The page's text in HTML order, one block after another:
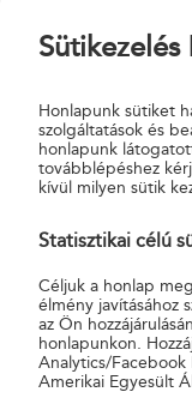
akár hosszabb
elvárást is, hogy
megtartva a
A program
kétharmada pedig
intézheti postai
ügyfélkörüket és
A partneri
Sütikezelés
Honlapunk sütiket
szolgáltatások és
honlapunk
továbblépéshez
kívül milyen sütik
Statisztikai célú
Céljuk a honlap
élmény javításához
az Ön
honlapunkon.
Analytics/
Amerikai Egyesült